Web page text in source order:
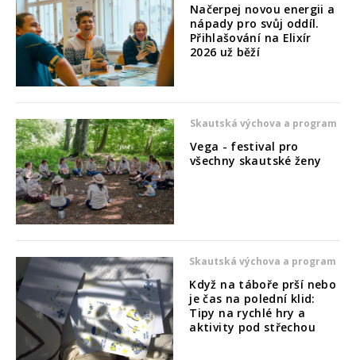
Načerpej novou energii a
nápady pro svůj oddíl.
Přihlašování na Elixír
2026 už běží
Skautská výchova a program
Vega - festival pro
všechny skautské ženy
Skautská výchova a program
Když na táboře prší nebo
je čas na polední klid:
Tipy na rychlé hry a
aktivity pod střechou